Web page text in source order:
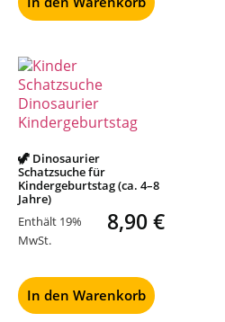
🦖 Dinosaurier
Schatzsuche für
Kindergeburtstag (ca. 4–8
Jahre)
8,90€
Enthält 19%
MwSt.
In den Warenkorb